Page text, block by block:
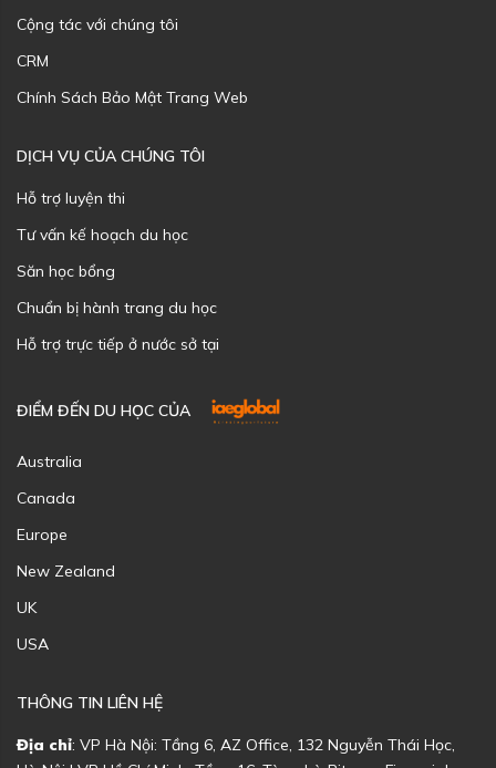
Cộng tác với chúng tôi
CRM
Chính Sách Bảo Mật Trang Web
DỊCH VỤ CỦA CHÚNG TÔI
Hỗ trợ luyện thi
Tư vấn kế hoạch du học
Săn học bổng
Chuẩn bị hành trang du học
Hỗ trợ trực tiếp ở nước sở tại
ĐIỂM ĐẾN DU HỌC CỦA
Australia
Canada
Europe
New Zealand
UK
USA
THÔNG TIN LIÊN HỆ
Địa chỉ: VP Hà Nội: Tầng 6, AZ Office, 132 Nguyễn Thái Học,